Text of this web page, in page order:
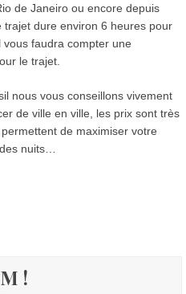
de Janeiro ou encore depuis
trajet dure environ 6 heures pour
faudra compter une
le trajet.
nous vous conseillons vivement
de ville en ville, les prix sont très
de maximiser votre
nuits…
!